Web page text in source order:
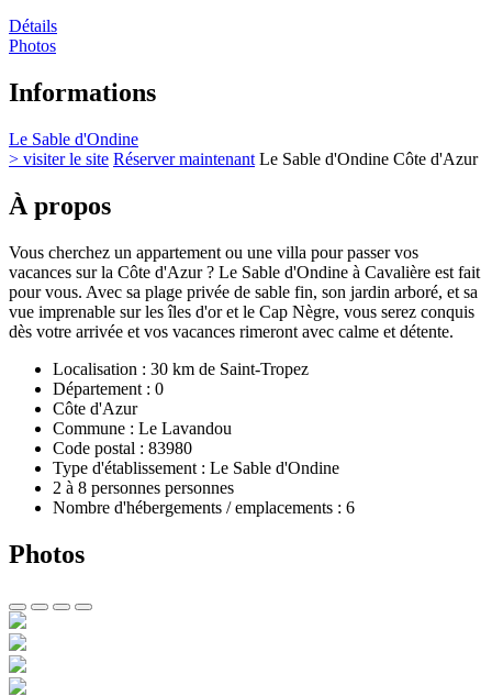
Détails
Photos
Informations
Le Sable d'Ondine
> visiter le site Réserver maintenant Le Sable d'Ondine Côte d'Azur
À propos
Vous cherchez un appartement ou une villa pour passer vos
vacances sur la Côte d'Azur ? Le Sable d'Ondine à Cavalière est fait
pour vous. Avec sa plage privée de sable fin, son jardin arboré, et sa
vue imprenable sur les îles d'or et le Cap Nègre, vous serez conquis
dès votre arrivée et vos vacances rimeront avec calme et détente.
Localisation : 30 km de Saint-Tropez
Département : 0
Côte d'Azur
Commune : Le Lavandou
Code postal : 83980
Type d'établissement : Le Sable d'Ondine
2 à 8 personnes personnes
Nombre d'hébergements / emplacements : 6
Photos